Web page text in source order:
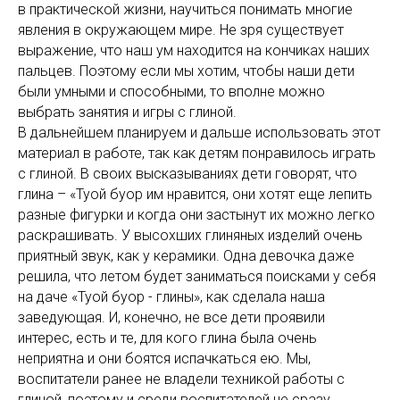
в практической жизни, научиться понимать многие
явления в окружающем мире. Не зря существует
выражение, что наш ум находится на кончиках наших
пальцев. Поэтому если мы хотим, чтобы наши дети
были умными и способными, то вполне можно
выбрать занятия и игры с глиной.
В дальнейшем планируем и дальше использовать этот
материал в работе, так как детям понравилось играть
с глиной. В своих высказываниях дети говорят, что
глина – «Туой буор им нравится, они хотят еще лепить
разные фигурки и когда они застынут их можно легко
раскрашивать. У высохших глиняных изделий очень
приятный звук, как у керамики. Одна девочка даже
решила, что летом будет заниматься поисками у себя
на даче «Туой буор - глины», как сделала наша
заведующая. И, конечно, не все дети проявили
интерес, есть и те, для кого глина была очень
неприятна и они боятся испачкаться ею. Мы,
воспитатели ранее не владели техникой работы с